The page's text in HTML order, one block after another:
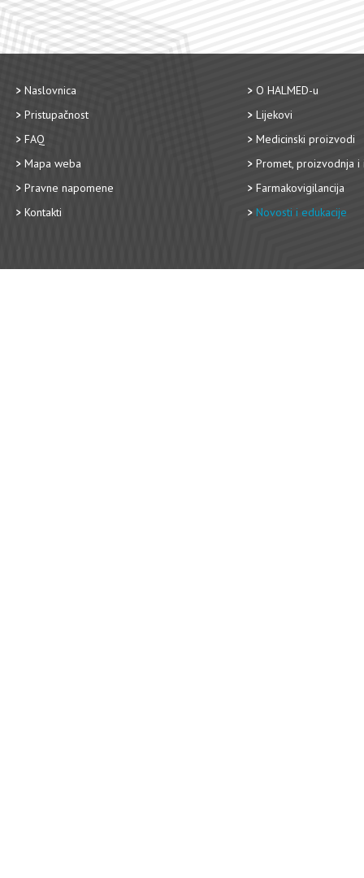
Naslovnica
Pristupačnost
FAQ
Mapa weba
Pravne napomene
Kontakti
O HALMED-u
Lijekovi
Medicinski proizvodi
Promet, proizvodnja i
Farmakovigilancija
Novosti i edukacije